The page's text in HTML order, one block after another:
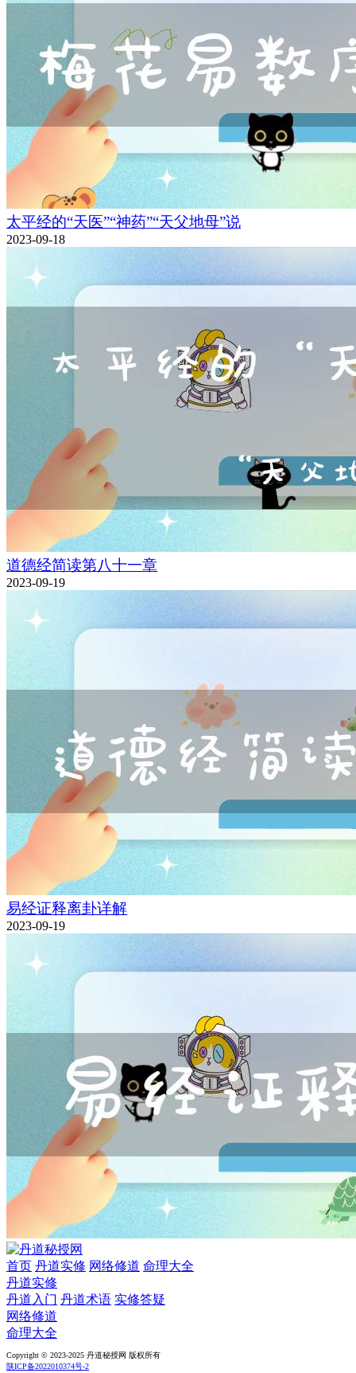
太平经的“天医”“神药”“天父地母”说
2023-09-18
道德经简读第八十一章
2023-09-19
易经证释离卦详解
2023-09-19
首页 丹道实修 网络修道 命理大全
丹道实修
丹道入门 丹道术语 实修答疑
网络修道
命理大全
Copyright © 2023-2025 丹道秘授网 版权所有
陕ICP备2022010374号-2